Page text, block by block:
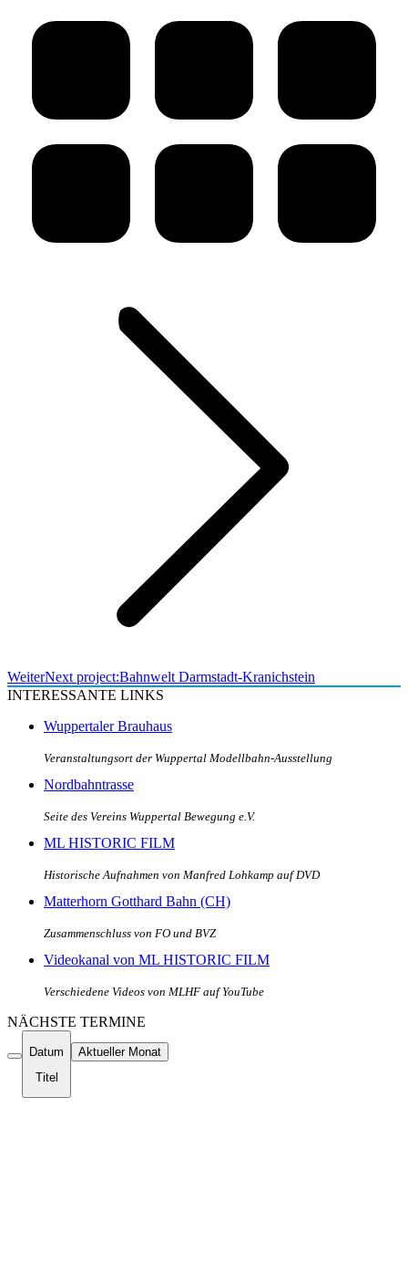
WeiterNext project:Bahnwelt Darmstadt-Kranichstein
INTERESSANTE LINKS
Wuppertaler Brauhaus
Veranstaltungsort der Wuppertal Modellbahn-Ausstellung
Nordbahntrasse
Seite des Vereins Wuppertal Bewegung e.V.
ML HISTORIC FILM
Historische Aufnahmen von Manfred Lohkamp auf DVD
Matterhorn Gotthard Bahn (CH)
Zusammenschluss von FO und BVZ
Videokanal von ML HISTORIC FILM
Verschiedene Videos von MLHF auf YouTube
NÄCHSTE TERMINE
Datum
Titel
Aktueller Monat